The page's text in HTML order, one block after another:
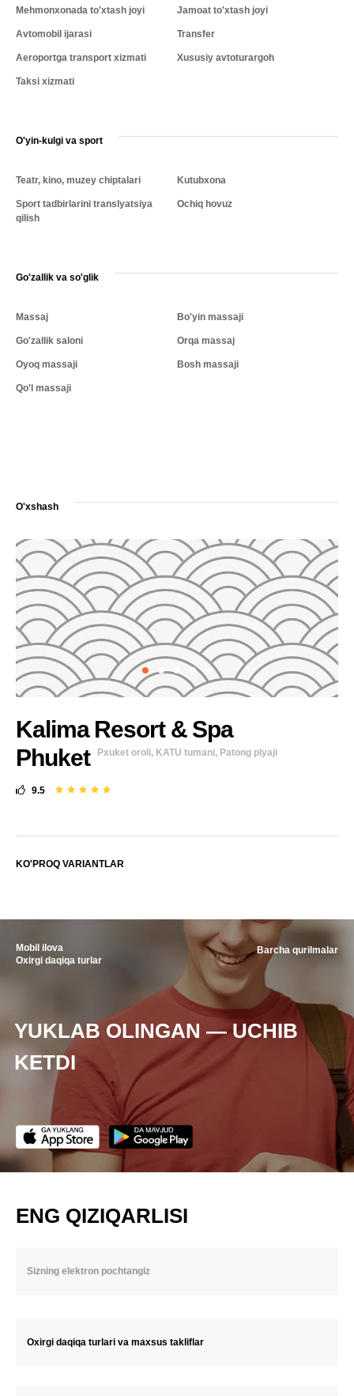
Mehmonxonada to'xtash joyi
Avtomobil ijarasi
Aeroportga transport xizmati
Taksi xizmati
Jamoat to'xtash joyi
Transfer
Xususiy avtoturargoh
O'yin-kulgi va sport
Teatr, kino, muzey chiptalari
Sport tadbirlarini translyatsiya
qilish
Kutubxona
Ochiq hovuz
Go'zallik va so'glik
Massaj
Go'zallik saloni
Oyoq massaji
Qo'l massaji
Bo'yin massaji
Orqa massaj
Bosh massaji
O'xshash
Kalima Resort & Spa
Phuket
Pxuket oroli, KATU tumani, Patong plyaji
9.5
KO'PROQ VARIANTLAR
Mobil ilova
Oxirgi daqiqa turlar
YUKLAB OLINGAN — UCHIB
KETDI
Barcha qurilmalar
ENG QIZIQARLISI
Oxirgi daqiqa turlari va maxsus takliflar